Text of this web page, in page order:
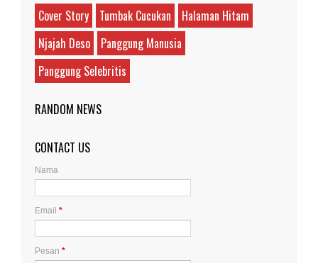
Cover Story
Tumbak Cucukan
Halaman Hitam
Njajah Deso
Panggung Manusia
Panggung Selebritis
RANDOM NEWS
CONTACT US
Nama
Email *
Pesan *